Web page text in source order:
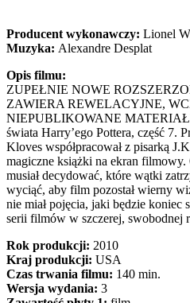
Producent wykonawczy: Lionel
Muzyka: Alexandre Desplat
Opis filmu:
ZUPEŁNIE NOWE
ZAWIERA REWELACYJNE,
NIEPUBLIKOWANE
świata Harry’ego Pottera, część 7.
Kloves współpracował z pisarką
magiczne książki na ekran
musiał decydować, które wątki
wyciąć, aby film pozostał wierny
nie miał pojęcia, jaki będzie koniec
serii filmów w szczerej, swobodnej
Rok produkcji: 2010
Kraj produkcji: USA
Czas trwania filmu: 140 min.
Wersja wydania: 3